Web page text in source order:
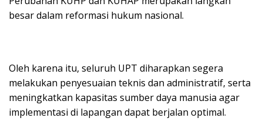
besar dalam reformasi hukum nasional.
Oleh karena itu, seluruh UPT diharapkan segera
melakukan penyesuaian teknis dan administratif, serta
meningkatkan kapasitas sumber daya manusia agar
implementasi di lapangan dapat berjalan optimal.